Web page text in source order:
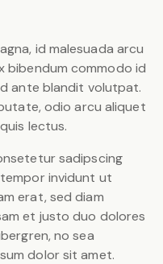
id malesuada arcu
bibendum commodo id
ante blandit volutpat.
odio arcu aliquet
lectus.
sadipscing
invidunt ut
erat, sed diam
et justo duo dolores
no sea
dolor sit amet.